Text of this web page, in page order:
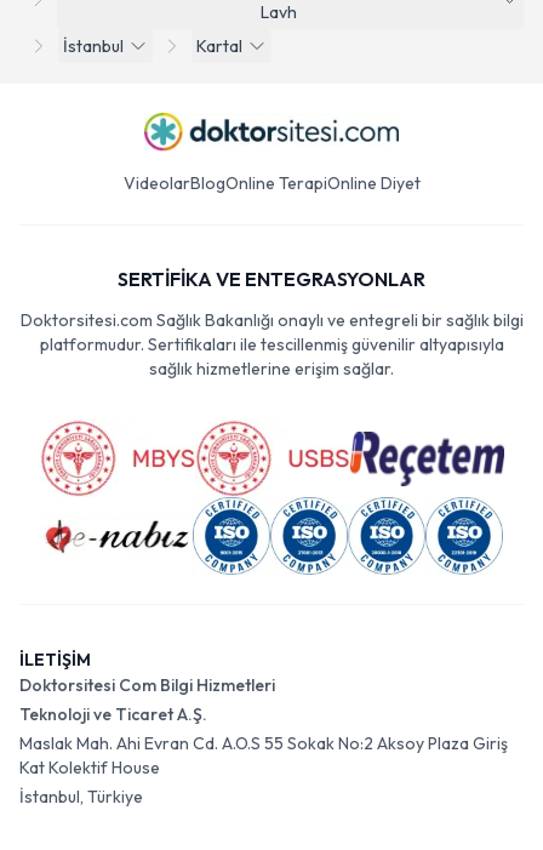
Lavh
İstanbul
Kartal
VideolarBlogOnline TerapiOnline Diyet
SERTİFİKA VE ENTEGRASYONLAR
Doktorsitesi.com Sağlık Bakanlığı onaylı ve entegreli bir sağlık bilgi
platformudur. Sertifikaları ile tescillenmiş güvenilir altyapısıyla
sağlık hizmetlerine erişim sağlar.
İLETİŞİM
Doktorsitesi Com Bilgi Hizmetleri
Teknoloji ve Ticaret A.Ş.
Maslak Mah. Ahi Evran Cd. A.O.S 55 Sokak No:2 Aksoy Plaza Giriş
Kat Kolektif House
İstanbul, Türkiye